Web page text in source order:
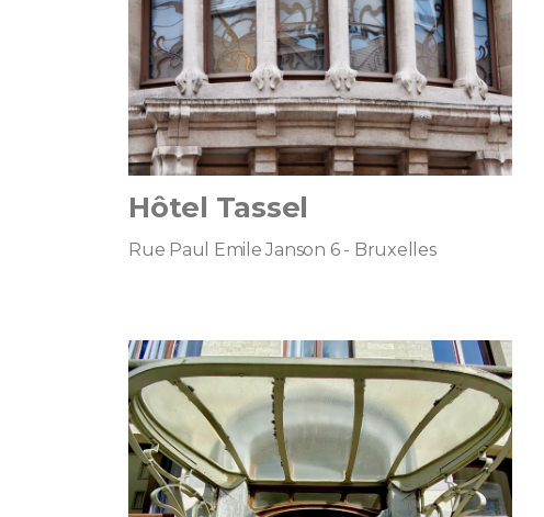
Hôtel Tassel
Rue Paul Emile Janson 6 - Bruxelles